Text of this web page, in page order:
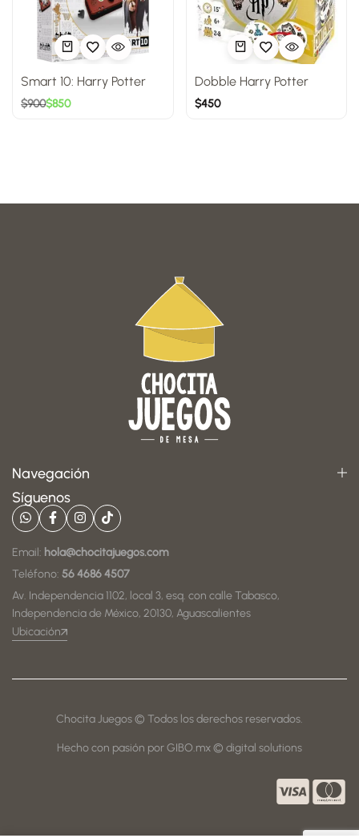
Smart 10: Harry Potter
$900$850
Dobble Harry Potter
$450
Navegación
Síguenos
Email: hola@chocitajuegos.com
Teléfono: 56 4686 4507
Av. Independencia 1102, local 3, esq. con calle Tabasco,
Independencia de México, 20130, Aguascalientes
Ubicación
Chocita Juegos © Todos los derechos reservados.
Hecho con pasión por GIBO.mx © digital solutions